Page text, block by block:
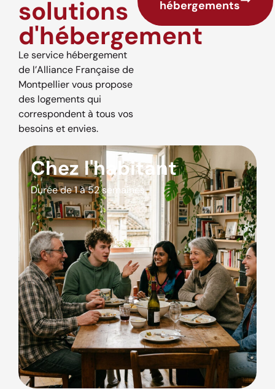
solutions
d'hébergement
Le service hébergement
de l’Alliance Française de
Montpellier vous propose
des logements qui
correspondent à tous vos
besoins et envies.
hébergements
Chez l'habitant
Durée de 1 à 52 semaines